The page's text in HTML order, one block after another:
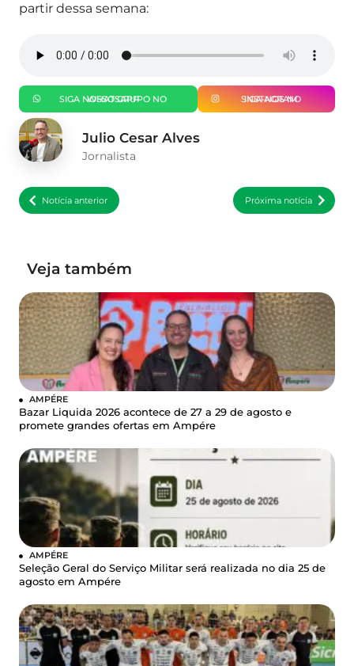
partir dessa semana:
SIGA NOSSO GRUPO NO WHATSAPP SIGA-NOS NO INSTAGRAM
Julio Cesar Alves
Jornalista
Notícia anterior Próxima notícia
Veja também
AMPÉRE
Bazar Liquida 2026 acontece de 27 a 29 de agosto e
promete grandes ofertas em Ampére
AMPÉRE
Seleção Geral do Serviço Militar será realizada no dia 25 de
agosto em Ampére